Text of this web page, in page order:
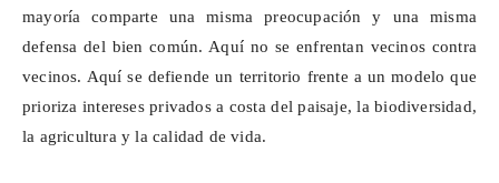
mayoría comparte unamisma preocupación y una misma
defensa del bien común. Aquí no se enfrentan vecinos contra
vecinos. Aquí se defiende un territorio frente a un modelo que
prioriza intereses privados a costa del paisaje, la biodiversidad,
la agricultura y la calidad de vida.